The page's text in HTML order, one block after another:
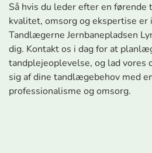
Så hvis du leder efter en
kvalitet, omsorg og ekspertise
Tandlægerne Jernbanepladsen
dig. Kontakt os i dag for at
tandplejeoplevelse, og lad vores
sig af dine tandlægebehov med
professionalisme og omsorg.